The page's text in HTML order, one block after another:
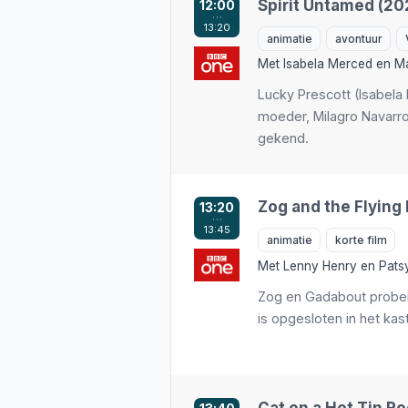
NPO 3
RTL 4
RTL 7
RTL 8
Sluiten Herstel
avontuur
biografie
familie
fantasy
Sluiten Herstel
12:00
…
13:20
Spirit Untamed
animatie avontuur
Met Isabela Merced en
Lucky Prescott
moeder, Milagro
gekend.
13:20
…
13:45
Zog and the
animatie korte film
Met Lenny Henry en
Zog en Gadabout
is opgesloten in het